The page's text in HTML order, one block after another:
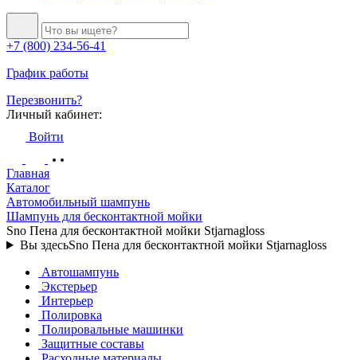
+7 (800) 234-56-41
График работы
Перезвонить?
Личный кабинет:
Войти
Главная
Каталог
Автомобильный шампунь
Шампунь для бесконтактной мойки
Sno Пена для бесконтактной мойки Stjarnagloss
Вы здесьSno Пена для бесконтактной мойки Stjarnagloss
Автошампунь
Экстерьер
Интерьер
Полировка
Полировальные машинки
Защитные составы